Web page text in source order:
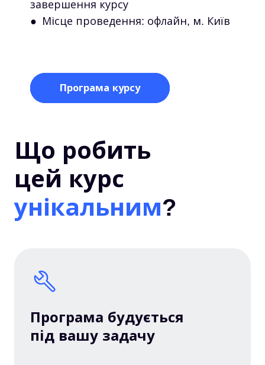
завершення курсу
● Місце проведення: офлайн, м. Київ
Програма курсу
Що робить
цей курс
унікальним?
Програма будується
під вашу задачу